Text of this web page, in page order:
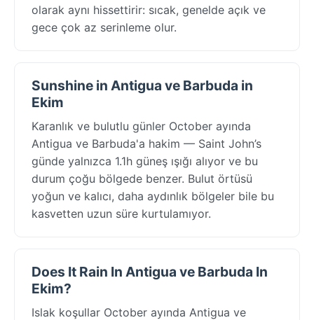
olarak aynı hissettirir: sıcak, genelde açık ve
gece çok az serinleme olur.
Sunshine in Antigua ve Barbuda in
Ekim
Karanlık ve bulutlu günler October ayında
Antigua ve Barbuda'a hakim — Saint John’s
günde yalnızca 1.1h güneş ışığı alıyor ve bu
durum çoğu bölgede benzer. Bulut örtüsü
yoğun ve kalıcı, daha aydınlık bölgeler bile bu
kasvetten uzun süre kurtulamıyor.
Does It Rain In Antigua ve Barbuda In
Ekim?
Islak koşullar October ayında Antigua ve